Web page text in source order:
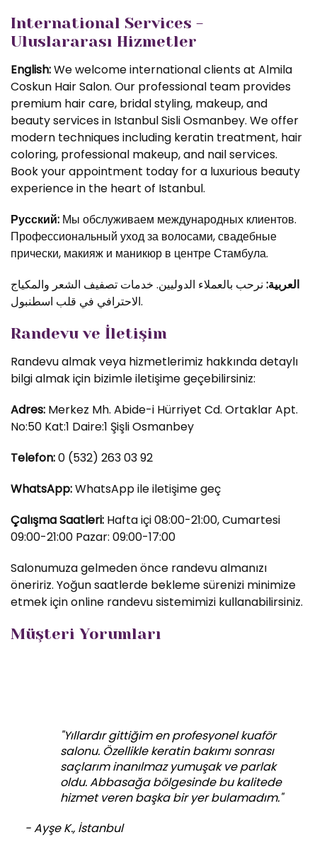
International Services -
Uluslararası Hizmetler
English:We welcome international clients at Almila
Coskun Hair Salon. Our professional team provides
premium hair care, bridal styling, makeup, and
beauty services in Istanbul Sisli Osmanbey. We offer
modern techniques including keratin treatment, hair
coloring, professional makeup, and nail services.
Book your appointment today for a luxurious beauty
experience in the heart of Istanbul.
Русский: Мы обслуживаем международных клиентов.
Профессиональный уход за волосами, свадебные
прически, макияж и маникюр в центре Стамбула.
العربية: نرحب بالعملاء الدوليين. خدمات تصفيف الشعر والمكياج
الاحترافي في قلب اسطنبول.
Randevu ve İletişim
Randevu almak veya hizmetlerimiz hakkında detaylı
bilgi almak için bizimle iletişime geçebilirsiniz:
Adres: Merkez Mh. Abide-i Hürriyet Cd. Ortaklar Apt.
No:50 Kat:1 Daire:1 Şişli Osmanbey
Telefon:0 (532) 263 03 92
WhatsApp:WhatsApp ile iletişime geç
Çalışma Saatleri: Hafta içi 08:00-21:00, Cumartesi
09:00-21:00 Pazar: 09:00-17:00
Salonumuza gelmeden önce randevu almanızı
öneririz. Yoğun saatlerde bekleme sürenizi minimize
etmek için online randevu sistemimizi kullanabilirsiniz.
Müşteri Yorumları
"Yıllardır gittiğim en profesyonel kuaför
salonu. Özellikle keratin bakımı sonrası
saçlarım inanılmaz yumuşak ve parlak
oldu. Abbasağa bölgesinde bu kalitede
hizmet veren başka bir yer bulamadım."
- Ayşe K., İstanbul